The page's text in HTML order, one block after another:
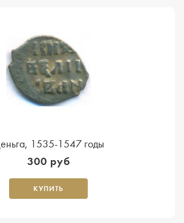
1535-1547 годы
300 руб
КУПИТЬ